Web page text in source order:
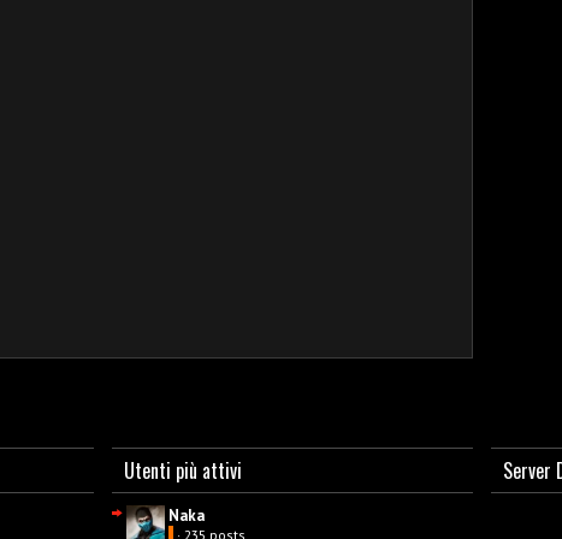
Utenti più attivi
Naka
· 235 posts
Server